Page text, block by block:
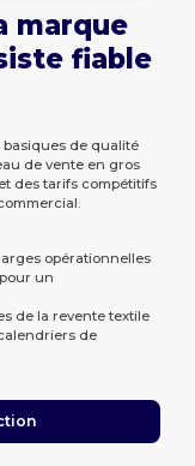
marque
fiable
de qualité
de vente en gros
des tarifs compétitifs
opérationnelles
un
de la revente textile
de